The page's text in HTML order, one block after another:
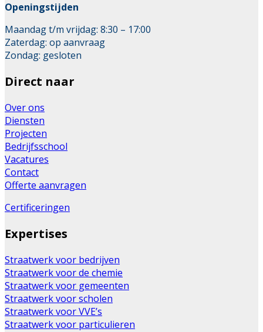
Openingstijden
Maandag t/m vrijdag: 8:30 – 17:00
Zaterdag: op aanvraag
Zondag: gesloten
Direct naar
Over ons
Diensten
Projecten
Bedrijfsschool
Vacatures
Contact
Offerte aanvragen
Certificeringen
Expertises
Straatwerk voor bedrijven
Straatwerk voor de chemie
Straatwerk voor gemeenten
Straatwerk voor scholen
Straatwerk voor VVE’s
Straatwerk voor particulieren